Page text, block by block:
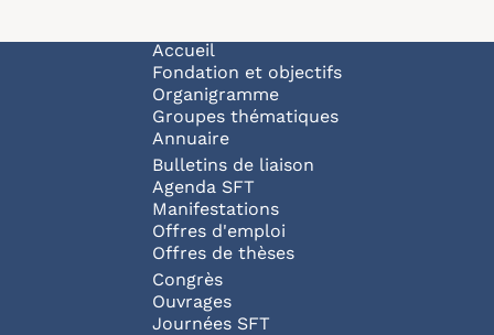
Navigation principale
Accueil
Fondation et objectifs
Organigramme
Groupes thématiques
Annuaire
Bulletins de liaison
Agenda SFT
Manifestations
Offres d'emploi
Offres de thèses
Congrès
Ouvrages
Journées SFT